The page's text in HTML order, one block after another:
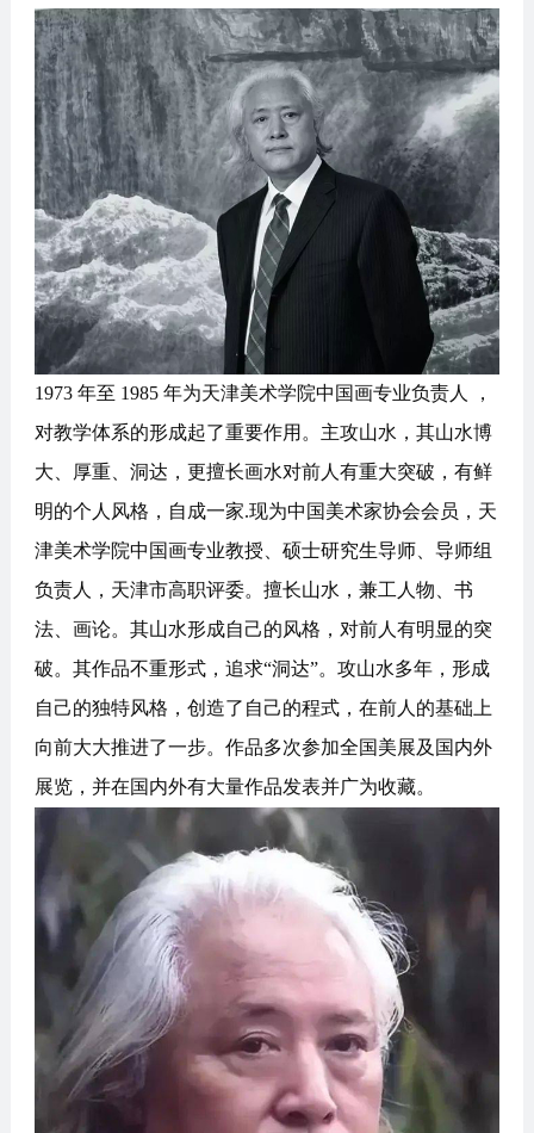
1973 年至 1985 年为天津美术学院中国画专业负责人 ，
对教学体系的形成起了重要作用。主攻山水，其山水博
大、厚重、洞达，更擅长画水对前人有重大突破，有鲜
明的个人风格，自成一家.现为中国美术家协会会员，天
津美术学院中国画专业教授、硕士研究生导师、导师组
负责人，天津市高职评委。擅长山水，兼工人物、书
法、画论。其山水形成自己的风格，对前人有明显的突
破。其作品不重形式，追求“洞达”。攻山水多年，形成
自己的独特风格，创造了自己的程式，在前人的基础上
向前大大推进了一步。作品多次参加全国美展及国内外
展览，并在国内外有大量作品发表并广为收藏。